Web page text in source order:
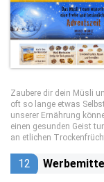
Zaubere dir dein Müsli
oft so lange etwas
unserer Ernährung
einen gesunden Geist
an etlichen
12